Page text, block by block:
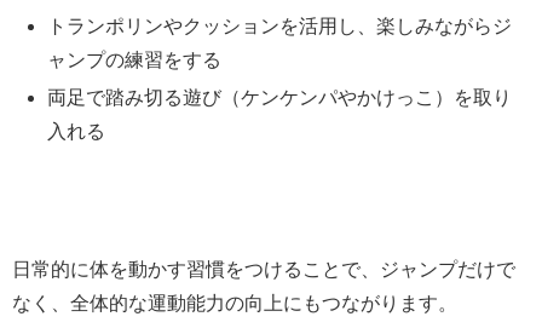
トランポリンやクッションを活用し、楽しみながらジ
ャンプの練習をする
両足で踏み切る遊び（ケンケンパやかけっこ）を取り
入れる
日常的に体を動かす習慣をつけることで、ジャンプだけで
なく、全体的な運動能力の向上にもつながります。